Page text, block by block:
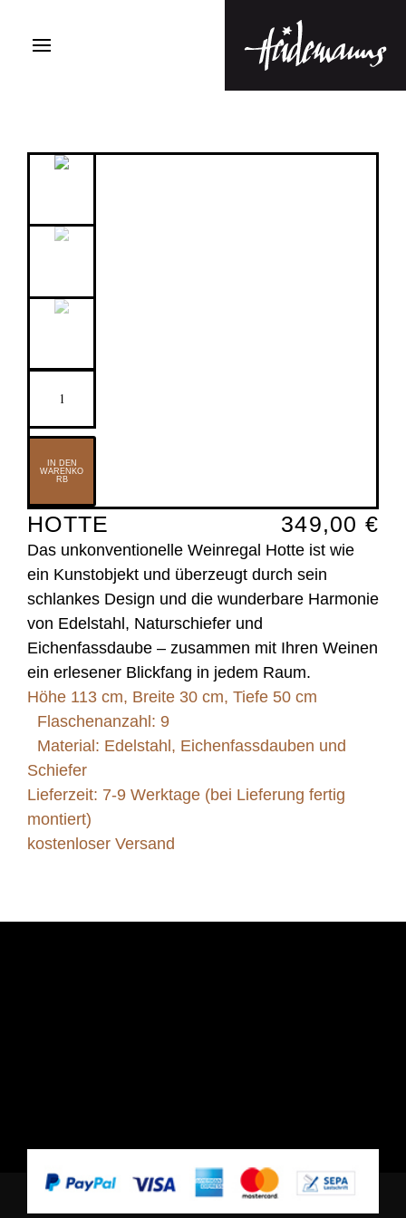
Menge
IN DEN
WARENKO
RB
HOTTE 349,00 €
Das unkonventionelle Weinregal Hotte ist wie
ein Kunstobjekt und überzeugt durch sein
schlankes Design und die wunderbare Harmonie
von Edelstahl, Naturschiefer und
Eichenfassdaube – zusammen mit Ihren Weinen
ein erlesener Blickfang in jedem Raum.
Höhe 113 cm, Breite 30 cm, Tiefe 50 cm
Flaschenanzahl: 9
Material: Edelstahl, Eichenfassdauben und
Schiefer
Lieferzeit: 7-9 Werktage (bei Lieferung fertig
montiert)
kostenloser Versand